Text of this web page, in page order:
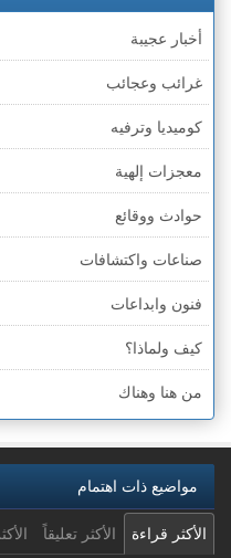
أخبار عجيبة
غرائب وعجائب
كوميديا وترفيه
معجزات إلهية
حوادث ووقائع
صناعات واكتشافات
فنون وابداعات
كيف ولماذا؟
من هنا وهناك
مواضيع ذات اهتمام
الأكثر قراءة الأكثر تعليقاً